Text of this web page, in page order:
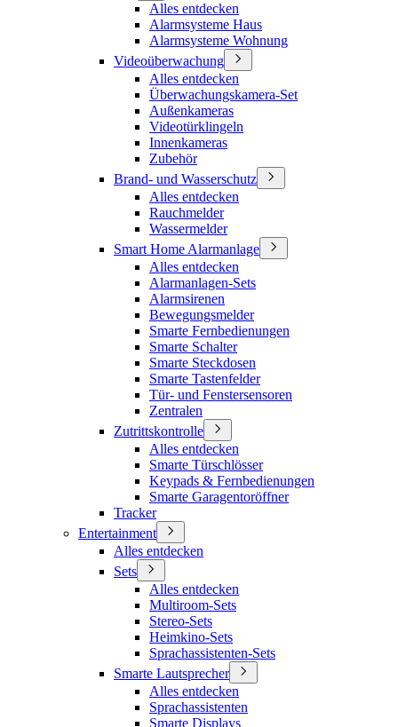
Alles entdecken
Alarmsysteme Haus
Alarmsysteme Wohnung
Videoüberwachung
Alles entdecken
Überwachungskamera-Set
Außenkameras
Videotürklingeln
Innenkameras
Zubehör
Brand- und Wasserschutz
Alles entdecken
Rauchmelder
Wassermelder
Smart Home Alarmanlage
Alles entdecken
Alarmanlagen-Sets
Alarmsirenen
Bewegungsmelder
Smarte Fernbedienungen
Smarte Schalter
Smarte Steckdosen
Smarte Tastenfelder
Tür- und Fenstersensoren
Zentralen
Zutrittskontrolle
Alles entdecken
Smarte Türschlösser
Keypads & Fernbedienungen
Smarte Garagentoröffner
Tracker
Entertainment
Alles entdecken
Sets
Alles entdecken
Multiroom-Sets
Stereo-Sets
Heimkino-Sets
Sprachassistenten-Sets
Smarte Lautsprecher
Alles entdecken
Sprachassistenten
Smarte Displays